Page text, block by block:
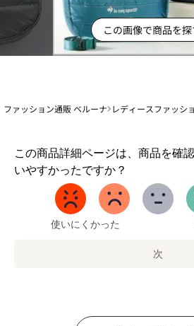
この画像で商品を探
ファッション通販 ベルーナ レディースファッシ
この商品詳細ページは、商品を確
いやすかったですか？
1
か
使いにくかった
次